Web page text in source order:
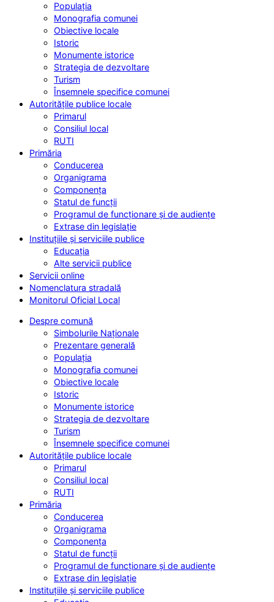
Populația
Monografia comunei
Obiective locale
Istoric
Monumente istorice
Strategia de dezvoltare
Turism
Însemnele specifice comunei
Autoritățile publice locale
Primarul
Consiliul local
RUTI
Primăria
Conducerea
Organigrama
Componența
Statul de funcții
Programul de funcționare și de audiențe
Extrase din legislație
Instituțiile și serviciile publice
Educația
Alte servicii publice
Servicii online
Nomenclatura stradală
Monitorul Oficial Local
Despre comună
Simbolurile Naționale
Prezentare generală
Populația
Monografia comunei
Obiective locale
Istoric
Monumente istorice
Strategia de dezvoltare
Turism
Însemnele specifice comunei
Autoritățile publice locale
Primarul
Consiliul local
RUTI
Primăria
Conducerea
Organigrama
Componența
Statul de funcții
Programul de funcționare și de audiențe
Extrase din legislație
Instituțiile și serviciile publice